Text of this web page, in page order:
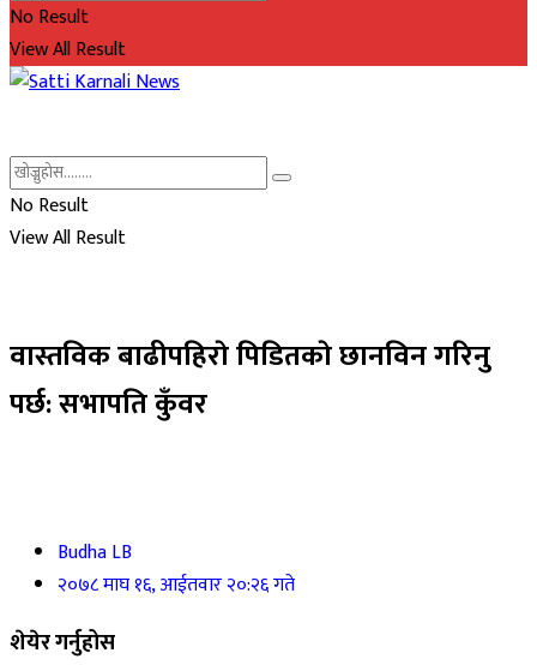
No Result
View All Result
No Result
View All Result
वास्तविक बाढीपहिराे पिडितकाे छानविन गरिनु
पर्छ: सभापति कुँवर
Budha LB
२०७८ माघ १६, आईतवार २०:२६ गते
शेयेर गर्नुहोस